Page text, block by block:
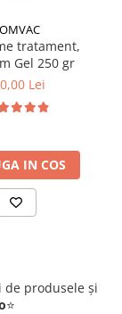
tratament,
Gel 250 gr
Lei
IN COS
de produsele și
⭐